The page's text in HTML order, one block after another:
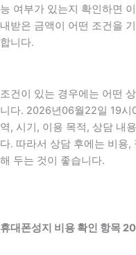
능 여부가 있는지 확인하면
내받은 금액이 어떤 조건을
합니다.
조건이 있는 경우에는 어떤
니다. 2026년06월22일 19시
역, 시기, 이용 목적, 상담 내
다. 따라서 상담 후에는 비용
해 두는 것이 좋습니다.
휴대폰성지 비용 확인 항목